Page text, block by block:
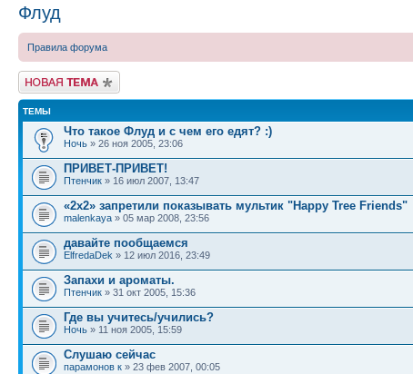
Флуд
Правила форума
Новая тема
ТЕМЫ
Что такое Флуд и с чем его едят? :)
Ночь » 26 ноя 2005, 23:06
ПРИВЕТ-ПРИВЕТ!
Птенчик » 16 июл 2007, 13:47
«2х2» запретили показывать мультик "Happy Tree Friends"
malenkaya » 05 мар 2008, 23:56
давайте пообщаемся
ElfredaDek » 12 июл 2016, 23:49
Запахи и ароматы.
Птенчик » 31 окт 2005, 15:36
Где вы учитесь/учились?
Ночь » 11 ноя 2005, 15:59
Слушаю сейчас
парамонов к » 23 фев 2007, 00:05